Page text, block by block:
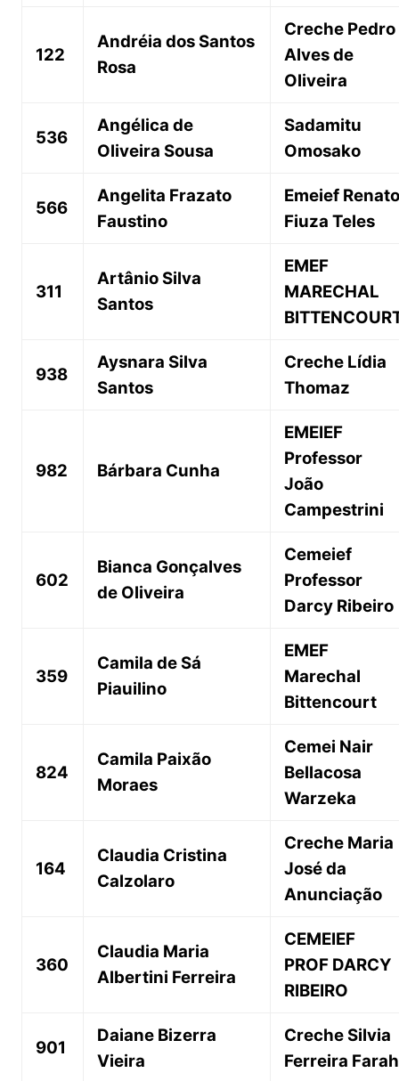
122
Andréia dos Santos
Rosa
Creche Pedro
Alves de
Oliveira
536
Angélica de
Oliveira Sousa
Sadamitu
Omosako
566
Angelita Frazato
Faustino
Emeief Renato
Fiuza Teles
311
Artânio Silva
Santos
EMEF
MARECHAL
938
Aysnara Silva
Santos
Creche Lídia
Thomaz
982 Bárbara Cunha
EMEIEF
Professor
João
Campestrini
602
Bianca Gonçalves
de Oliveira
Cemeief
Professor
Darcy Ribeiro
359
Camila de Sá
Piauilino
EMEF
Marechal
Bittencourt
824
Camila Paixão
Moraes
Cemei Nair
Bellacosa
Warzeka
164
Claudia Cristina
Calzolaro
Creche Maria
José da
Anunciação
360
Claudia Maria
Albertini Ferreira
CEMEIEF
PROF DARCY
RIBEIRO
901
Daiane Bizerra
Vieira
Creche Silvia
Ferreira Farah